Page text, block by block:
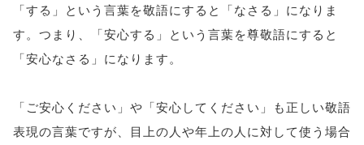
scrollbars=yes'
); return
「する」という言葉を敬語にすると「なさる」になりま
す。つまり、「安心する」という言葉を尊敬語にすると
「安心なさる」になります。
「ご安心ください」や「安心してください」も正しい敬語
表現の言葉ですが、目上の人や年上の人に対して使う場合